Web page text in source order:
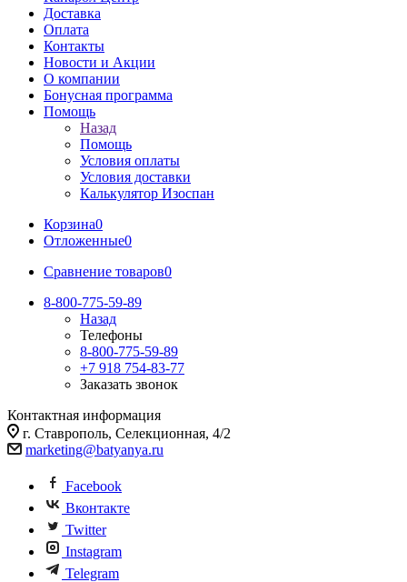
Доставка
Оплата
Контакты
Новости и Акции
О компании
Бонусная программа
Помощь
Назад
Помощь
Условия оплаты
Условия доставки
Калькулятор Изоспан
Корзина0
Отложенные0
Сравнение товаров0
8-800-775-59-89
Назад
Телефоны
8-800-775-59-89
+7 918 754-83-77
Заказать звонок
Контактная информация
г. Ставрополь, Селекционная, 4/2
marketing@batyanya.ru
Facebook
Вконтакте
Twitter
Instagram
Telegram